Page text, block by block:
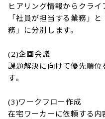
ヒアリング情報からクライ
「社員が担当する業務」
務」に分別します。
(2)企画会議
課題解決に向けて優先順
す。
(3)ワークフロー作成
在宅ワーカーに依頼する